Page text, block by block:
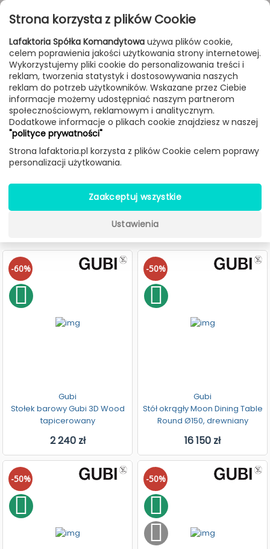
Przejdź do treści
FILTROWANIE & SORTOWANIE
Meble Producenci Gubi
Meble Gubi
Odkryjmeble i oświetlenie Gubi– kultową duńską
markę. Stylowe stoły, krzesła, fotele i lampy do nowoczesnych i
Designerskie meble i lampyGubi łączą skandynawski
minimalizm, wysokiej jakości materiały i ponadczasowa
-60%
Gubi
Stołek barowy Gubi 3D Wood
tapicerowany
2 240 zł
-50%
Gubi
Stół okrągły Moon Dining Table
Round Ø150, drewniany
16 150 zł
-50% -50%
Strona korzysta z plików Cookie
Lafaktoria Spółka Komandytowa używa plików cookie,
celem poprawienia jakości użytkowania strony internetowej.
Wykorzystujemy pliki cookie do personalizowania treści i
reklam, tworzenia statystyk i dostosowywania naszych
reklam do potrzeb użytkowników. Wskazane przez Ciebie
informacje możemy udostępniać naszym partnerom
społecznościowym, reklamowym i analitycznym.
Dodatkowe informacje o plikach cookie znajdziesz w naszej
"polityce prywatności"
Strona lafaktoria.pl korzysta z plików Cookie celem poprawy
personalizacji użytkowania.
Zaakceptuj wszystkie
Ustawienia